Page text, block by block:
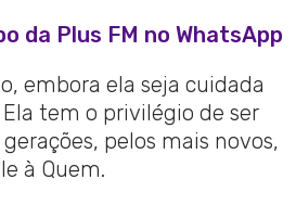
da Plus FM no WhatsApp
embora ela seja cuidada
tem o privilégio de ser
pelos mais novos,
à Quem.